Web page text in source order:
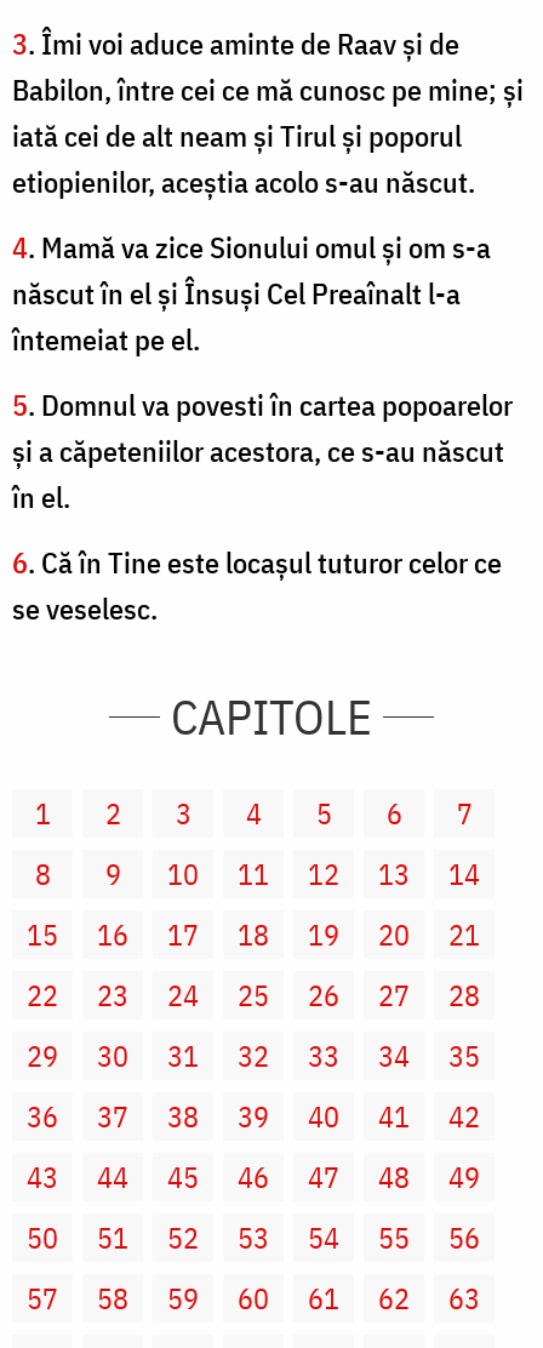
3. Îmi voi aduce aminte de Raav şi de
Babilon, între cei ce mă cunosc pe mine; şi
iată cei de alt neam şi Tirul şi poporul
etiopienilor, aceştia acolo s-au născut.
4. Mamă va zice Sionului omul şi om s-a
născut în el şi Însuşi Cel Preaînalt l-a
întemeiat pe el.
5. Domnul va povesti în cartea popoarelor
şi a căpeteniilor acestora, ce s-au născut
în el.
6. Că în Tine este locaşul tuturor celor ce
se veselesc.
CAPITOLE
1 2 3 4 5 6
7
8
9 10 11 12 13
14
15
16 17 18 19 20
21
22
23 24 25 26 27
28
29
30 31 32 33 34
35
36
37 38 39 40 41
42
43
44 45 46 47 48
49
50
51 52 53 54 55
56
57
58 59 60 61 62
63